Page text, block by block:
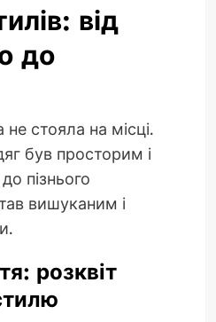
від
до
стояла на місці.
був просторим і
пізнього
вишуканим і
розквіт